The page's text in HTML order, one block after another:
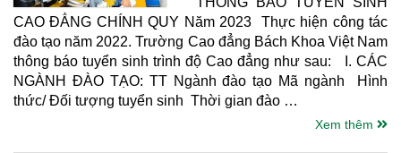
CAO ĐẲNG CHÍNH QUY Năm 2023 Thực hiện công tác
đào tạo năm 2022. Trường Cao đẳng Bách Khoa Việt Nam
thông báo tuyển sinh trình độ Cao đẳng như sau: I. CÁC
NGÀNH ĐÀO TẠO: TT Ngành đào tạo Mã ngành Hình
thức/ Đối tượng tuyển sinh Thời gian đào …
Xem thêm